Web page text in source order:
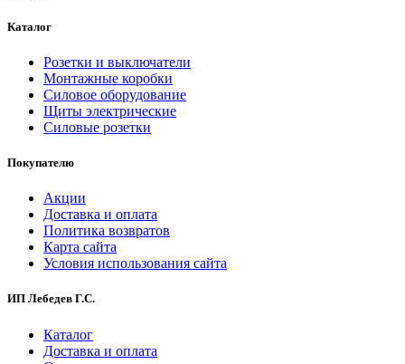
Каталог
Розетки и выключатели
Монтажные коробки
Силовое оборудование
Щиты электрические
Силовые розетки
Покупателю
Акции
Доставка и оплата
Политика возвратов
Карта сайта
Условия использования сайта
ИП Лебедев Г.С.
Каталог
Доставка и оплата